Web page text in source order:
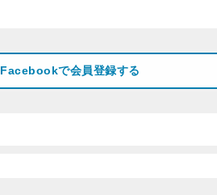
Facebookで会員登録する